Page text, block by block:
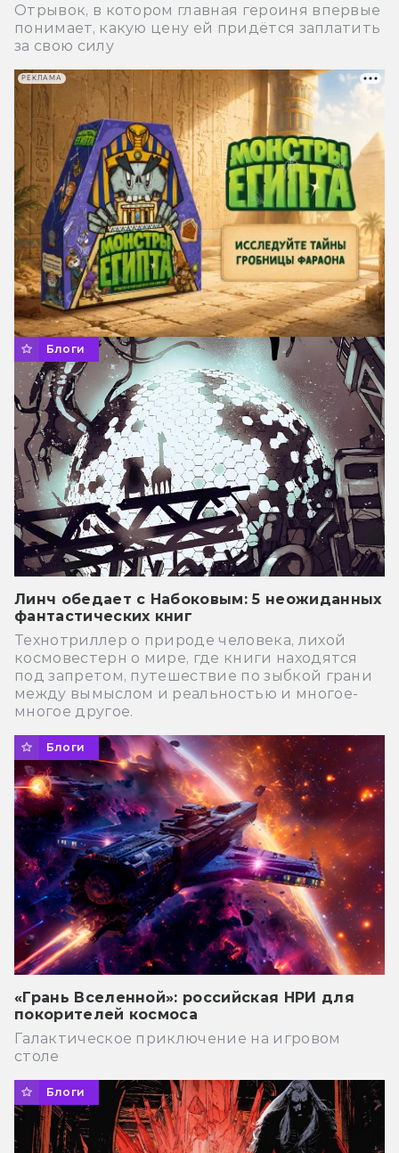
Отрывок, в котором главная героиня впервые
понимает, какую цену ей придётся заплатить
за свою силу
Блоги
Линч обедает с Набоковым: 5 неожиданных
фантастических книг
Технотриллер о природе человека, лихой
космовестерн о мире, где книги находятся
под запретом, путешествие по зыбкой грани
между вымыслом и реальностью и многое-
многое другое.
Блоги
«Грань Вселенной»: российская НРИ для
покорителей космоса
Галактическое приключение на игровом
столе
Блоги
РЕКЛАМА